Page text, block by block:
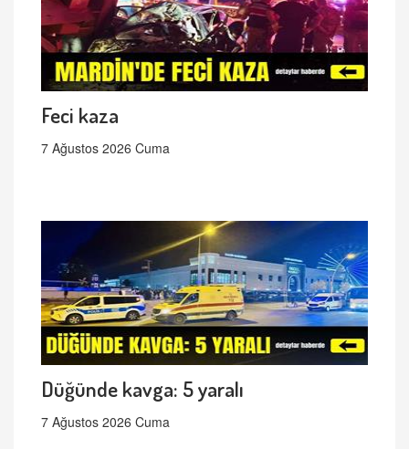
Feci kaza
7 Ağustos 2026 Cuma
Düğünde kavga: 5 yaralı
7 Ağustos 2026 Cuma